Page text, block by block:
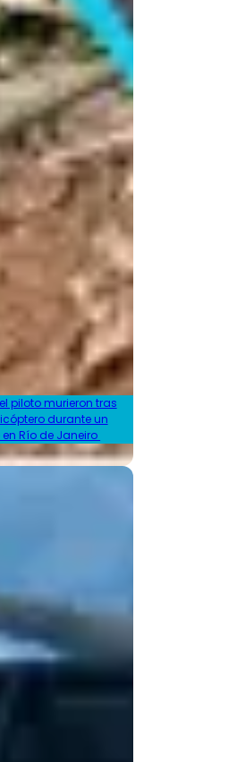
piloto murieron tras
durante un
Río de Janeiro